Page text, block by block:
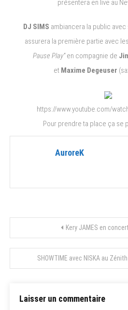
présentera en live au
DJ SIMS ambiancera la public
assurera la première partie avec
Pause Play”en compagnie de
et Maxime Degeuser
https://www.youtube.com/
Pour prendre ta place ça
AuroreK
Navigation
de
l’article
Kery JAMES en
SHOWTIME avec NISKA au
Laisser un commentaire